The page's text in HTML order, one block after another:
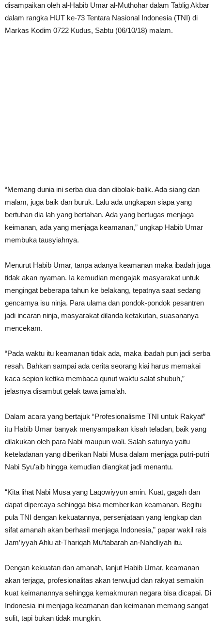
disampaikan oleh al-Habib Umar al-Muthohar dalam Tablig Akbar
dalam rangka HUT ke-73 Tentara Nasional Indonesia (TNI) di
Markas Kodim 0722 Kudus, Sabtu (06/10/18) malam.
“Memang dunia ini serba dua dan dibolak-balik. Ada siang dan
malam, juga baik dan buruk. Lalu ada ungkapan siapa yang
bertuhan dia lah yang bertahan. Ada yang bertugas menjaga
keimanan, ada yang menjaga keamanan,” ungkap Habib Umar
membuka tausyiahnya.
Menurut Habib Umar, tanpa adanya keamanan maka ibadah juga
tidak akan nyaman. Ia kemudian mengajak masyarakat untuk
mengingat beberapa tahun ke belakang, tepatnya saat sedang
gencarnya isu ninja. Para ulama dan pondok-pondok pesantren
jadi incaran ninja, masyarakat dilanda ketakutan, suasananya
mencekam.
“Pada waktu itu keamanan tidak ada, maka ibadah pun jadi serba
resah. Bahkan sampai ada cerita seorang kiai harus memakai
kaca sepion ketika membaca qunut waktu salat shubuh,”
jelasnya disambut gelak tawa jama’ah.
Dalam acara yang bertajuk “Profesionalisme TNI untuk Rakyat”
itu Habib Umar banyak menyampaikan kisah teladan, baik yang
dilakukan oleh para Nabi maupun wali. Salah satunya yaitu
keteladanan yang diberikan Nabi Musa dalam menjaga putri-putri
Nabi Syu’aib hingga kemudian diangkat jadi menantu.
“Kita lihat Nabi Musa yang Laqowiyyun amin. Kuat, gagah dan
dapat dipercaya sehingga bisa memberikan keamanan. Begitu
pula TNI dengan kekuatannya, persenjataan yang lengkap dan
sifat amanah akan berhasil menjaga Indonesia,” papar wakil rais
Jam’iyyah Ahlu at-Thariqah Mu’tabarah an-Nahdliyah itu.
Dengan kekuatan dan amanah, lanjut Habib Umar, keamanan
akan terjaga, profesionalitas akan terwujud dan rakyat semakin
kuat keimanannya sehingga kemakmuran negara bisa dicapai. Di
Indonesia ini menjaga keamanan dan keimanan memang sangat
sulit, tapi bukan tidak mungkin.